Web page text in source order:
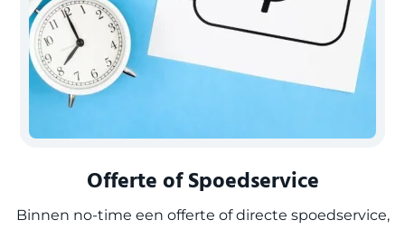
Offerte of Spoedservice
Binnen no-time een offerte of directe spoedservice,